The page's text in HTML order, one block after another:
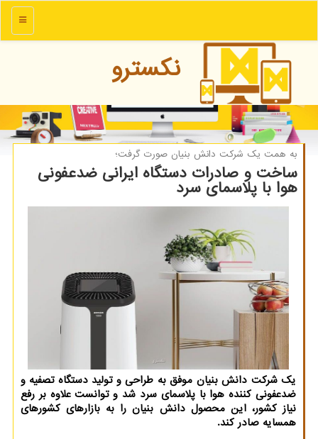
منو
نكسترو
به همت یك شركت دانش بنیان صورت گرفت؛
ساخت و صادرات دستگاه ایرانی ضدعفونی
هوا با پلاسمای سرد
یک شرکت دانش بنیان موفق به طراحی و تولید دستگاه تصفیه و
ضدعفونی کننده هوا با پلاسمای سرد شد و توانست علاوه بر رفع
نیاز کشور، این محصول دانش بنیان را به بازارهای کشورهای
همسایه صادر کند.